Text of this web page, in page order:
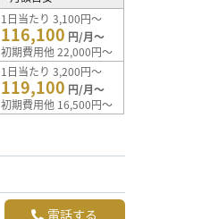
1日当たり 3,100円～
116,100 円/月～
初期費用他 22,000円～
1日当たり 3,200円～
119,100 円/月～
初期費用他 16,500円～
電話する